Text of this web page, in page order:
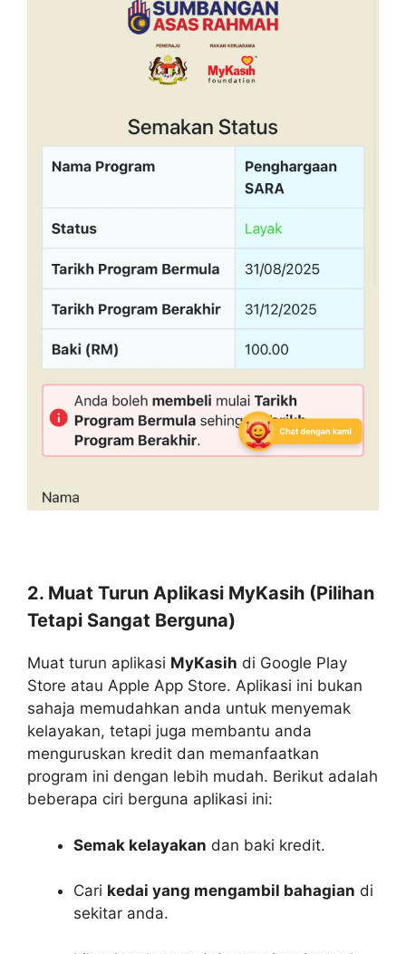
2. Muat Turun Aplikasi MyKasih (Pilihan
Tetapi Sangat Berguna)
Muat turun aplikasi MyKasih di Google Play
Store atau Apple App Store. Aplikasi ini bukan
sahaja memudahkan anda untuk menyemak
kelayakan, tetapi juga membantu anda
menguruskan kredit dan memanfaatkan
program ini dengan lebih mudah. Berikut adalah
beberapa ciri berguna aplikasi ini:
Semak kelayakan dan baki kredit.
Cari kedai yang mengambil bahagian di
sekitar anda.